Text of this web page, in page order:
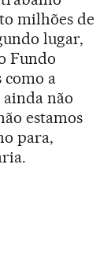
milhões de
lugar,
Fundo
como a
não
estamos
para,